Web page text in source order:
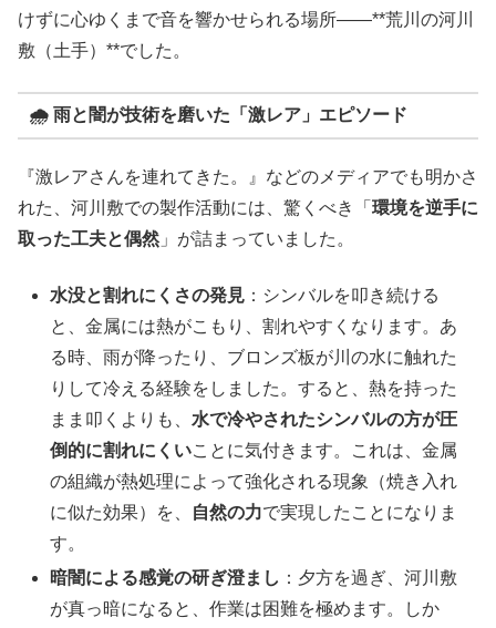
けずに心ゆくまで音を響かせられる場所――**荒川の河川
敷（土手）**でした。
🌧️ 雨と闇が技術を磨いた「激レア」エピソード
『激レアさんを連れてきた。』などのメディアでも明かさ
れた、河川敷での製作活動には、驚くべき「 環境を逆手に
取った工夫と偶然 」が詰まっていました。
水没と割れにくさの発見 ：シンバルを叩き続ける
と、金属には熱がこもり、割れやすくなります。あ
る時、雨が降ったり、ブロンズ板が川の水に触れた
りして冷える経験をしました。すると、熱を持った
まま叩くよりも、 水で冷やされたシンバルの方が圧
倒的に割れにくいことに気付きます。これは、金属
の組織が熱処理によって強化される現象（焼き入れ
に似た効果）を、
自然の力で実現したことになりま
す。
暗闇による感覚の研ぎ澄まし ：夕方を過ぎ、河川敷
が真っ暗になると、作業は困難を極めます。しか